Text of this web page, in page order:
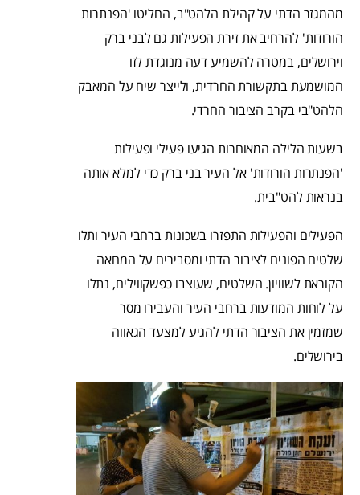
מהמגזר הדתי על קהילת הלהט"ב, החליטו 'הפנתרות
הורודות' להרחיב את זירת הפעילות גם לבני ברק
וירושלים, במטרה להשמיע דעה מנוגדת לזו
המושמעת בתקשורת החרדית, ולייצר שיח על המאבק
הלהט"בי בקרב הציבור החרדי.
בשעות הלילה המאוחרות הגיעו פעילי ופעילות
'הפנתרות הורודות' אל העיר בני ברק כדי למלא אותה
בנראות להט"בית.
הפעילים והפעילות התפזרו בשכונות ברחבי העיר ותלו
שלטים הפונים לציבור הדתי ומסבירים על המחאה
הקוראת לשוויון. השלטים, שעוצבו כפשקווילים, נתלו
על לוחות המודעות ברחבי העיר והעבירו מסר
שמזמיןאת הציבור הדתי להגיע למצעד הגאווה
בירושלים.